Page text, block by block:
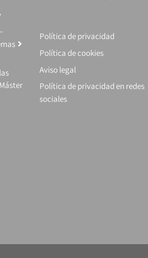
Política de privacidad
Política de cookies
Aviso legal
Política de privacidad en redes
sociales